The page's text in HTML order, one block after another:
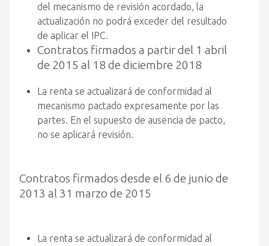
del mecanismo de revisión acordado, la
actualización no podrá exceder del resultado
de aplicar el IPC.
Contratos firmados a partir del 1 abril
de 2015 al 18 de diciembre 2018
La renta se actualizará de conformidad al
mecanismo pactado expresamente por las
partes. En el supuesto de ausencia de pacto,
no se aplicará revisión.
Contratos firmados desde el 6 de junio de
2013 al 31 marzo de 2015
La renta se actualizará de conformidad al